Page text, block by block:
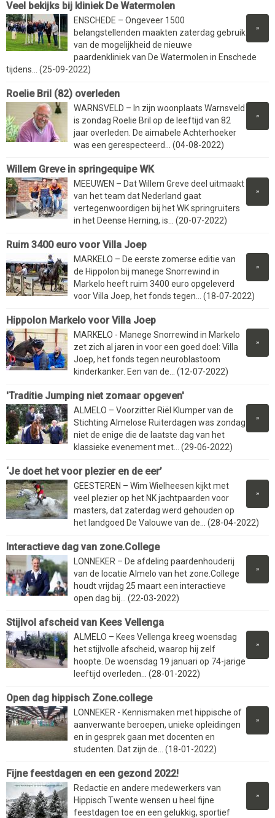
Veel bekijks bij kliniek De Watermolen
»
ENSCHEDE – Ongeveer 1500
belangstellenden maakten zaterdag gebruik
van de mogelijkheid de nieuwe
paardenkliniek van De Watermolen in Enschede
tijdens... (25-09-2022)
Roelie Bril (82) overleden
»
WARNSVELD – In zijn woonplaats Warnsveld
is zondag Roelie Bril op de leeftijd van 82
jaar overleden. De aimabele Achterhoeker
was een gerespecteerd... (04-08-2022)
Willem Greve in springequipe WK
»
MEEUWEN – Dat Willem Greve deel uitmaakt
van het team dat Nederland gaat
vertegenwoordigen bij het WK springruiters
in het Deense Herning, is... (20-07-2022)
Ruim 3400 euro voor Villa Joep
»
MARKELO – De eerste zomerse editie van
de Hippolon bij manege Snorrewind in
Markelo heeft ruim 3400 euro opgeleverd
voor Villa Joep, het fonds tegen... (18-07-2022)
Hippolon Markelo voor Villa Joep
»
MARKELO - Manege Snorrewind in Markelo
zet zich al jaren in voor een goed doel: Villa
Joep, het fonds tegen neuroblastoom
kinderkanker. Een van de... (12-07-2022)
'Traditie Jumping niet zomaar opgeven'
»
ALMELO – Voorzitter Riël Klumper van de
Stichting Almelose Ruiterdagen was zondag
niet de enige die de laatste dag van het
klassieke evenement met... (29-06-2022)
‘Je doet het voor plezier en de eer’
»
GEESTEREN – Wim Wielheesen kijkt met
veel plezier op het NK jachtpaarden voor
masters, dat zaterdag werd gehouden op
het landgoed De Valouwe van de... (28-04-2022)
Interactieve dag van zone.College
»
LONNEKER – De afdeling paardenhouderij
van de locatie Almelo van het zone.College
houdt vrijdag 25 maart een interactieve
open dag bij... (22-03-2022)
Stijlvol afscheid van Kees Vellenga
»
ALMELO – Kees Vellenga kreeg woensdag
het stijlvolle afscheid, waarop hij zelf
hoopte. De woensdag 19 januari op 74-jarige
leeftijd overleden... (28-01-2022)
Open dag hippisch Zone.college
»
LONNEKER - Kennismaken met hippische of
aanverwante beroepen, unieke opleidingen
en in gesprek gaan met docenten en
studenten. Dat zijn de... (18-01-2022)
Fijne feestdagen en een gezond 2022!
»
Redactie en andere medewerkers van
Hippisch Twente wensen u heel fijne
feestdagen toe en een gelukkig, sportief